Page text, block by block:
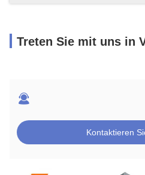
Treten Sie mit uns in
Kontaktieren